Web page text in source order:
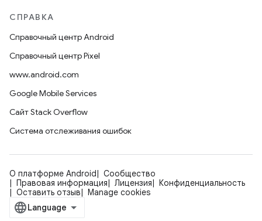
СПРАВКА
Справочный центр Android
Справочный центр Pixel
www.android.com
Google Mobile Services
Сайт Stack Overflow
Система отслеживания ошибок
О платформе Android
Сообщество
Правовая информация
Лицензия
Конфиденциальность
Оставить отзыв
Manage cookies